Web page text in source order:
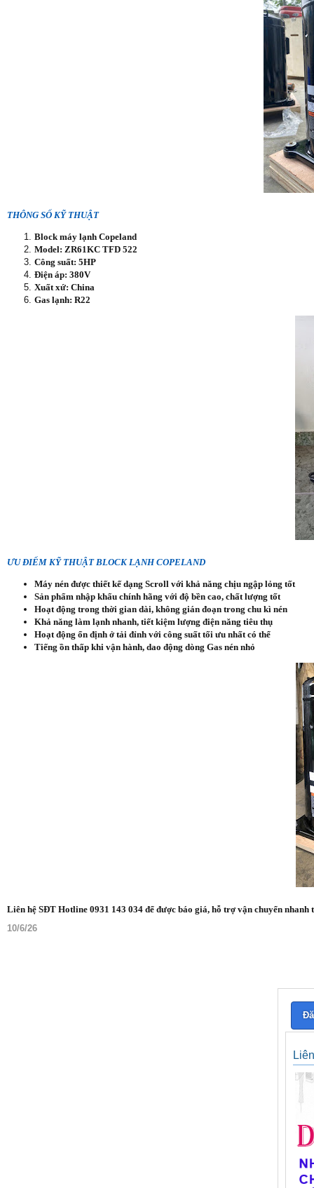
THÔNG SỐ KỸ THUẬT
Block máy lạnh Copeland
Model: ZR61KC TFD 522
Công suất: 5HP
Điện áp: 380V
Xuất xứ: China
Gas lạnh: R22
ƯU ĐIỂM KỸ THUẬT BLOCK LẠNH COPELAND
Máy nén được thiết kế dạng Scroll với khả năng chịu ngập lỏng tốt
Sản phẩm nhập khẩu chính hãng với độ bền cao, chất lượng tốt
Hoạt động trong thời gian dài, không gián đoạn trong chu kì nén
Khả năng làm lạnh nhanh, tiết kiệm lượng điện năng tiêu thụ
Hoạt động ổn định ở tải đỉnh với công suất tối ưu nhất có thể
Tiếng ồn thấp khi vận hành, dao động dòng Gas nén nhỏ
Liên hệ SĐT Hotline 0931 143 034 để được báo giá, hỗ trợ vận chuyển nhanh
10/6/26